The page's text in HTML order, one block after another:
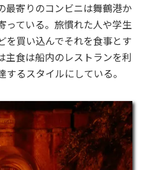
最寄りのコンビニは舞鶴港か
っている。旅慣れた人や学生
を買い込んでそれを食事とす
主食は船内のレストランを利
るスタイルにしている。